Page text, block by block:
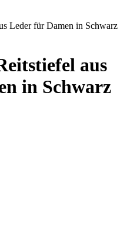
Leder für Damen in Schwarz
aus
in Schwarz